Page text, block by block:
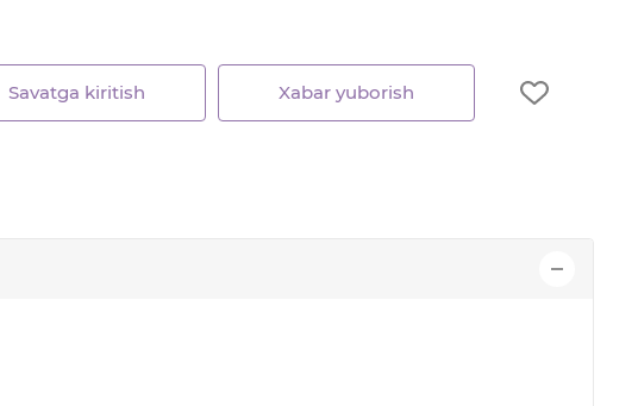
Savatga kiritish Xabar yuborish